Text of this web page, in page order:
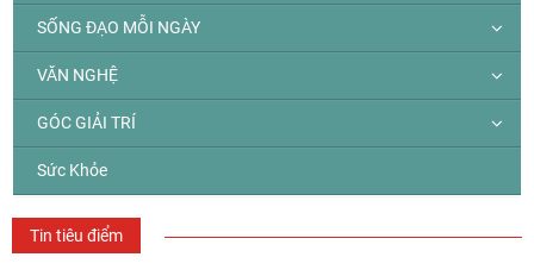
SỐNG ĐẠO MỖI NGÀY
VĂN NGHỆ
GÓC GIẢI TRÍ
Sức Khỏe
Tin tiêu điểm